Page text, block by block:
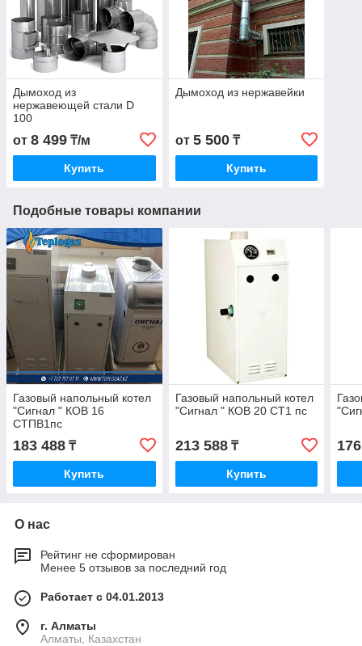
Дымоход из
нержавеющей стали D
100
от 8 499 ₸/м
Купить
Дымоход из нержавейки
от 5 500₸
Купить
Подобные товары компании
Газовый напольный котел
"Сигнал " КОВ 16
СТПВ1пс
183 488 ₸
Купить
Газовый напольный котел
"Сигнал " КОВ 20 СТ1 пс
213 588₸
Купить
О нас
Рейтинг не сформирован
Менее 5 отзывов за последний год
Работает с 04.01.2013
г. Алматы
Алматы, Казахстан